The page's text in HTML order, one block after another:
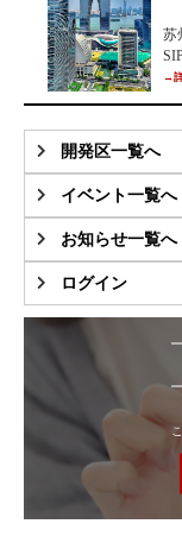
開発区一覧へ
イベント一覧へ
お知らせ一覧へ
ログイン
苏
→